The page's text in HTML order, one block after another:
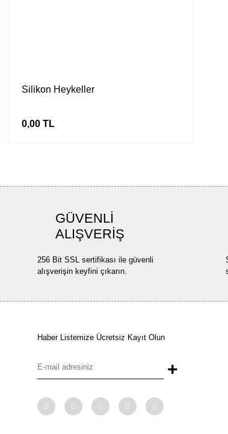
Silikon Heykeller
0,00 TL
GÜVENLİ
ALIŞVERİŞ
256 Bit SSL sertifikası ile güvenli
alışverişin keyfini çıkarın.
Haber Listemize Ücretsiz Kayıt Olun
+